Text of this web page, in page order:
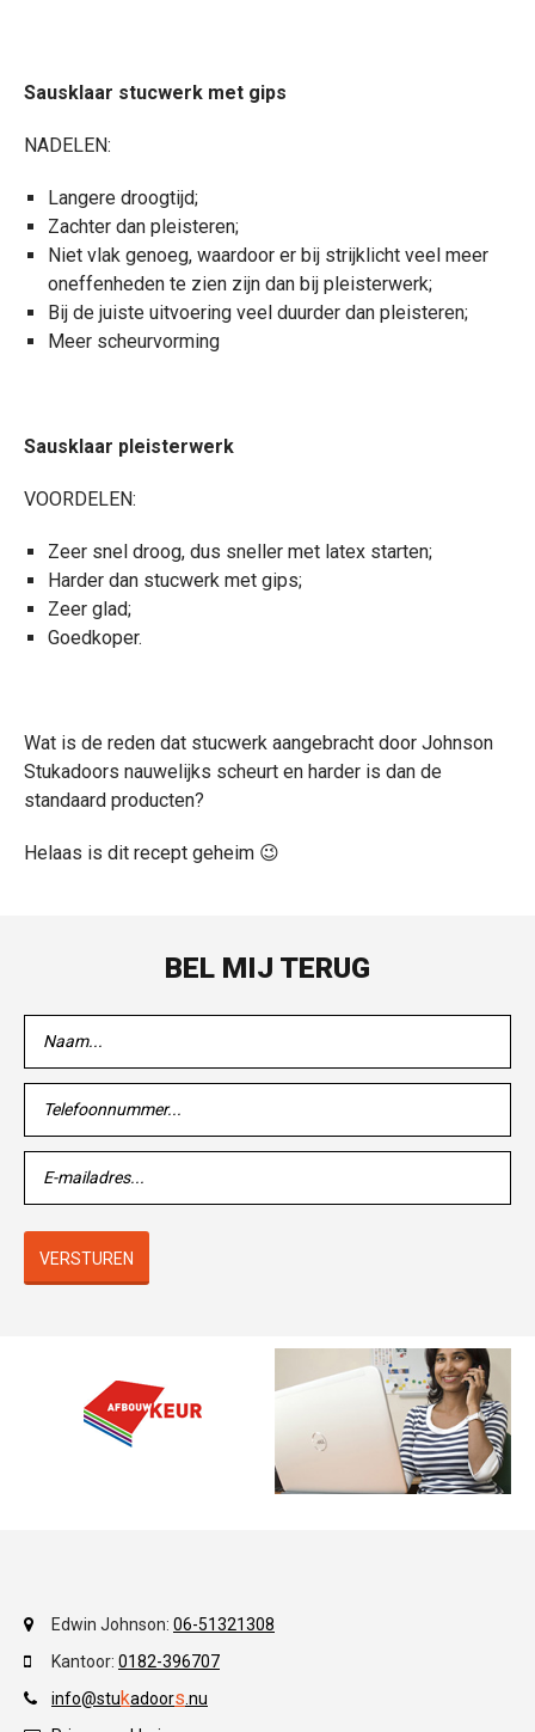
Sausklaar stucwerk met gips
NADELEN:
Langere droogtijd;
Zachter dan pleisteren;
Niet vlak genoeg, waardoor er bij strijklicht veel meer
oneffenheden te zien zijn dan bij pleisterwerk;
Bij de juiste uitvoering veel duurder dan pleisteren;
Meer scheurvorming
Sausklaar pleisterwerk
VOORDELEN:
Zeer snel droog, dus sneller met latex starten;
Harder dan stucwerk met gips;
Zeer glad;
Goedkoper.
Wat is de reden dat stucwerk aangebracht door Johnson
Stukadoors nauwelijks scheurt en harder is dan de
standaard producten?
Helaas is dit recept geheim 😉
BEL MIJ TERUG
VERSTUREN
Edwin Johnson: 06-51321308
Kantoor: 0182-396707
info@stukadoors nu